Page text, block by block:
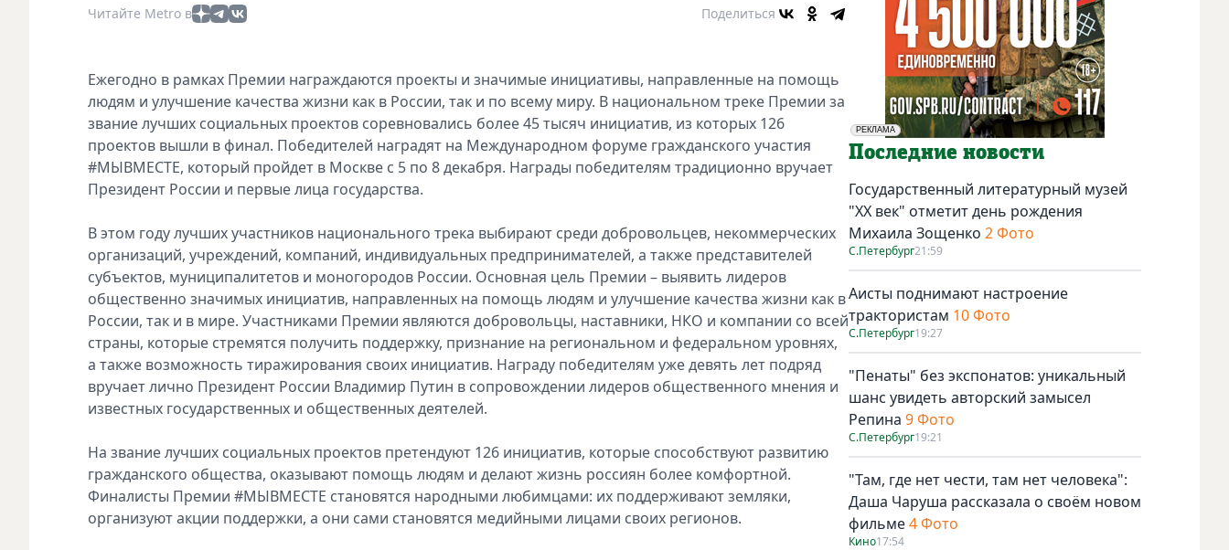
Читайте Metro в Поделиться
Ежегодно в рамках Премии награждаются проекты и значимые инициативы, направленные на помощь
людям и улучшение качества жизни как в России, так и по всему миру. В национальном треке Премии за
звание лучших социальных проектов соревновались более 45 тысяч инициатив, из которых 126
проектов вышли в финал. Победителей наградят на Международном форуме гражданского участия
#МЫВМЕСТЕ, который пройдет в Москве с 5 по 8 декабря. Награды победителям традиционно вручает
Президент России и первые лица государства.
В этом году лучших участников национального трека выбирают среди добровольцев, некоммерческих
организаций, учреждений, компаний, индивидуальных предпринимателей, а также представителей
субъектов, муниципалитетов и моногородов России. Основная цель Премии – выявить лидеров
общественно значимых инициатив, направленных на помощь людям и улучшение качества жизни как в
России, так и в мире. Участниками Премии являются добровольцы, наставники, НКО и компании со всей
страны, которые стремятся получить поддержку, признание на региональном и федеральном уровнях,
а также возможность тиражирования своих инициатив. Награду победителям уже девять лет подряд
вручает лично Президент России Владимир Путин в сопровождении лидеров общественного мнения и
известных государственных и общественных деятелей.
На звание лучших социальных проектов претендуют 126 инициатив, которые способствуют развитию
гражданского общества, оказывают помощь людям и делают жизнь россиян более комфортной.
Финалисты Премии #МЫВМЕСТЕ становятся народными любимцами: их поддерживают земляки,
организуют акции поддержки, а они сами становятся медийными лицами своих регионов.
РЕКЛАМА
Социальная реклама
Последние новости
Государственный литературный музей
"ХХ век" отметит день рождения
Михаила Зощенко 2 Фото
С.Петербург21:59
Аисты поднимают настроение
трактористам 10 Фото
С.Петербург19:27
"Пенаты" без экспонатов: уникальный
шанс увидеть авторский замысел
Репина 9 Фото
С.Петербург19:21
"Там, где нет чести, там нет человека":
Даша Чаруша рассказала о своём новом
фильме4 Фото
Кино17:54